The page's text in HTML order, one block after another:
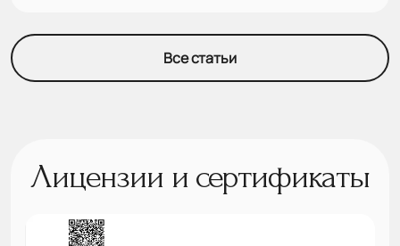
Все статьи
Лицензии и сертификаты